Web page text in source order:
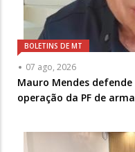
BOLETINS DE MT
07 ago, 2026
Mauro Mendes
operação da PF de